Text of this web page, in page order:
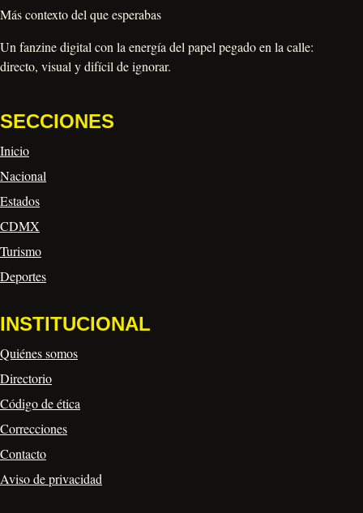
Más contexto del que esperabas
Un fanzine digital con la energía del papel pegado en la calle:
directo, visual y difícil de ignorar.
SECCIONES
Inicio
Nacional
Estados
CDMX
Turismo
Deportes
INSTITUCIONAL
Quiénes somos
Directorio
Código de ética
Correcciones
Contacto
Aviso de privacidad